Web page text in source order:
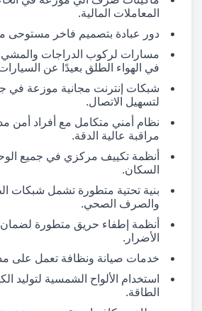
المعاملات المالية.
دور عبادة بتصميم فاخر مستوحى
مسارات لركوب الدراجات والمشي
في الهواء الطلق بعيدًا عن
شبكات إنترنت مجانية موزعة في
لتسهيل الاتصال.
نظام أمني متكامل مع أفراد أمن
مراقبة عالية الدقة.
أنظمة تكييف مركزي في جميع
السكان.
بنية تحتية متطورة تشمل شبكات
والصرف الصحي.
أنظمة إطفاء حريق متطورة لضمان
الأضرار.
خدمات صيانة ونظافة تعمل على
استخدام الألواح الشمسية لتوليد
الطاقة.